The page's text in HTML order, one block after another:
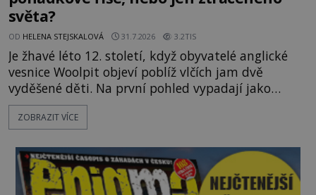
světa?
OD HELENA STEJSKALOVÁ 31.7.2026 3.2TIS
Je žhavé léto 12. století, když obyvatelé anglické
vesnice Woolpit objeví poblíž vlčích jam dvě
vyděšené děti. Na první pohled vypadají jako
každé jiné, až na jednu děsivou výjimku. Jejich
kůže má nazelenalý odstín, mluví
kromě syrových bobů. Příběh se rychle stává
jednou z největších záhad středověké Anglie a ani
po téměř devíti stech letech není
ZOBRAZIT VÍCE